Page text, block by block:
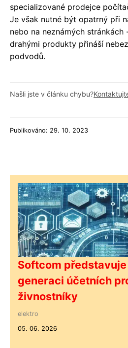
specializované prodejce
Je však nutné být opatrný při
nebo na neznámých stránkách
drahými produkty přináší
podvodů.
Našli jste v článku chybu?
Publikováno: 29. 10. 2023
Softcom
generaci účetních
živnostníky
elektro
05. 06. 2026